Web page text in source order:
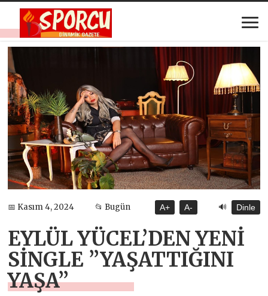
📅 Kasım 4, 2024 📂 Bugün A+ A- 🔊 Dinle
EYLÜL YÜCEL’DEN YENİ
SİNGLE ”YAŞATTIĞINI
YAŞA”